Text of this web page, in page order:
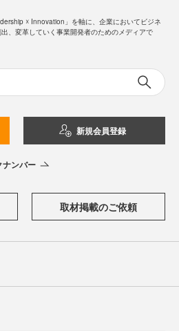
☓ Innovation」を軸に、企業においてビジネ
出、変革していく事業開発者のためのメディアで
新規会員登録
ナンバー
取材掲載のご依頼